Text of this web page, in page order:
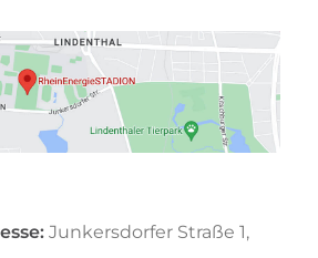
Junkersdorfer Straße 1,